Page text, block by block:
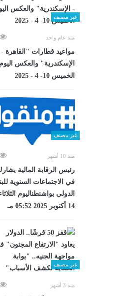
غير مصنف
منذ عام واحد
مواعيد قطارات "القاهرة -
الإسكندرية" والعكس اليوم
الخميس 10- 4 - 2025
غير مصنف
منذ 10 أشهر
رئيس الرقابة المالية
في الاجتماعات السنوية
الدولي بواشنطناليوم
14 أكتوبر 2025 05:52 مـ
غير مصنف
منذ 3 أشهر